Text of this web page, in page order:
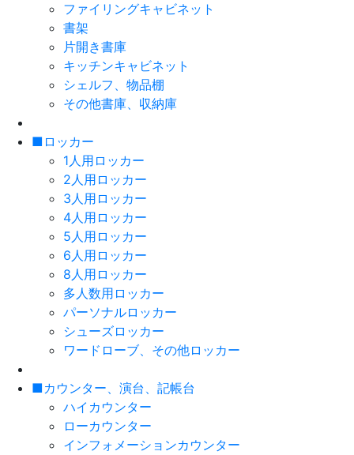
ファイリングキャビネット
書架
片開き書庫
キッチンキャビネット
シェルフ、物品棚
その他書庫、収納庫
■ロッカー
1人用ロッカー
2人用ロッカー
3人用ロッカー
4人用ロッカー
5人用ロッカー
6人用ロッカー
8人用ロッカー
多人数用ロッカー
パーソナルロッカー
シューズロッカー
ワードローブ、その他ロッカー
■カウンター、演台、記帳台
ハイカウンター
ローカウンター
インフォメーションカウンター